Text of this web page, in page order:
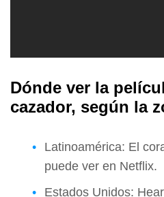
Dónde ver la
cazador, según la
Latinoamérica: El
puede ver en Netflix.
Estados Unidos: